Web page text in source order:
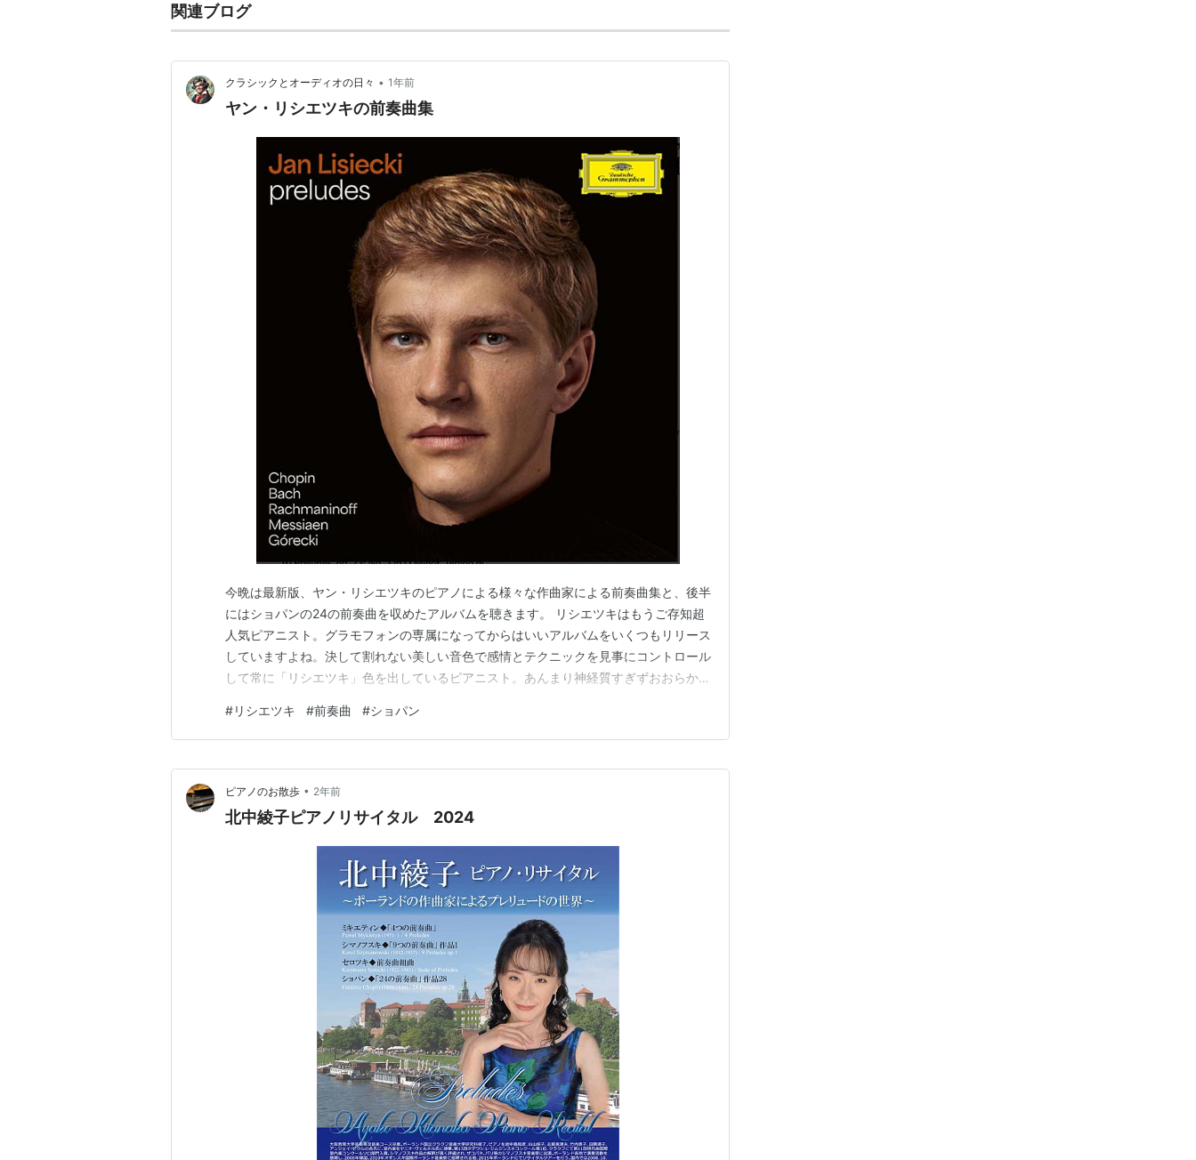
関連ブログ
クラシックとオーディオの日々 • 1年前
ヤン・リシエツキの前奏曲集
今晩は最新版、ヤン・リシエツキのピアノによる様々な作曲家による前奏曲集と、後半
にはショパンの24の前奏曲を収めたアルバムを聴きます。 リシエツキはもうご存知超
人気ピアニスト。グラモフォンの専属になってからはいいアルバムをいくつもリリース
していますよね。決して割れない美しい音色で感情とテクニックを見事にコントロール
して常に「リシエツキ」色を出しているピアニスト。あんまり神経質すぎずおおらかな
ましたね、おめでとう！実は私と同じ誕生日です。私もおめでとう。誕生日に音楽を聴
き続けられる幸せに感謝。 さて、このアルバム、前半…
#リシエツキ #前奏曲 #ショパン
ピアノのお散歩 • 2年前
北中綾子ピアノリサイタル 2024